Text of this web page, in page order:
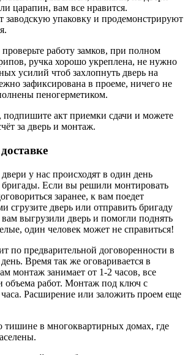
царапин, вам все нравится.
заводскую упаковку и продемонстрируют
работу замков, при полном
ручка хорошо укреплена, не нужно
усилий чтоб захлопнуть дверь на
зафиксирована в проеме, ничего не
пеногерметиком.
подпишите акт приемки сдачи и можете
за дверь и монтаж.
у нас происходят в один день
Если вы решили монтировать
заранее, к вам поедет
сгрузите дверь или отправить бригаду
вам выгрузили дверь и помогли поднять
один человек может не справиться!
по предварительной договоренности в
Время так же оговаривается в
монтаж занимает от 1-2 часов, все
объема работ. Монтаж под ключ с
Расширение или заложить проем еще
тишине в многоквартирных домах, где